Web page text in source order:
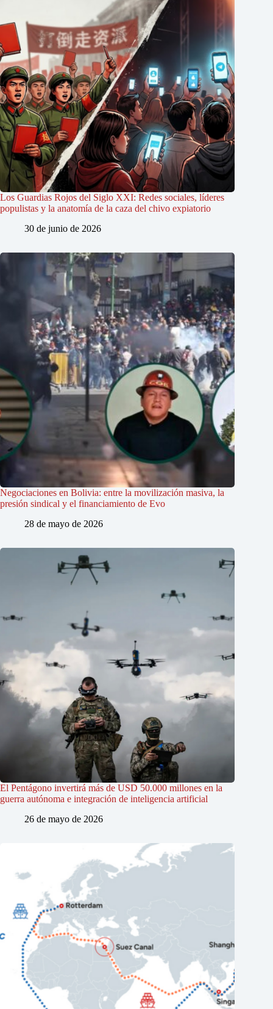
Los Guardias Rojos del Siglo XXI: Redes sociales, líderes
populistas y la anatomía de la caza del chivo expiatorio
30 de junio de 2026
Negociaciones en Bolivia: entre la movilización masiva, la
presión sindical y el financiamiento de Evo
28 de mayo de 2026
El Pentágono invertirá más de USD 50.000 millones en la
guerra autónoma e integración de inteligencia artificial
26 de mayo de 2026